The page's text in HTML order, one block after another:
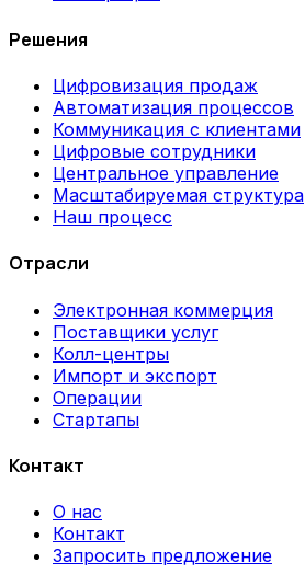
Решения
Цифровизация продаж
Автоматизация процессов
Коммуникация с клиентами
Цифровые сотрудники
Центральное управление
Масштабируемая структура
Наш процесс
Отрасли
Электронная коммерция
Поставщики услуг
Колл-центры
Импорт и экспорт
Операции
Стартапы
Контакт
О нас
Контакт
Запросить предложение